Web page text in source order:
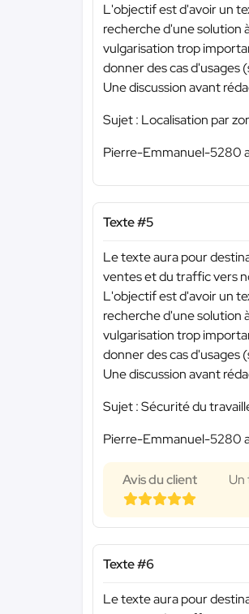
L'objectif est d'avoir un
recherche d'une solution
vulgarisation trop
donner des cas d'usages
Une discussion avant
Sujet : Localisation par
Pierre-Emmanuel-5280
Texte #5
Le texte aura pour
ventes et du traffic vers
L'objectif est d'avoir un
recherche d'une solution
vulgarisation trop
donner des cas d'usages
Une discussion avant
Sujet : Sécurité du
Pierre-Emmanuel-5280
Avis du client Un
Texte #6
Le texte aura pour